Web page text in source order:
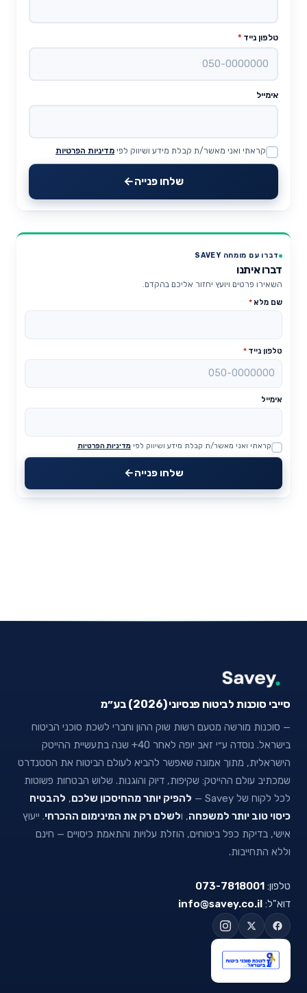
טלפון נייד *
אימייל
Website
קראתי ואני מאשר/ת קבלת מידע ושיווק לפי מדיניות הפרטיות
שלחו פנייה
דברו עם מומחה SAVEY
דברו איתנו
השאירו פרטים ויועץ יחזור אליכם בהקדם.
שם מלא*
טלפון נייד *
אימייל
Website
קראתי ואני מאשר/ת קבלת מידע ושיווק לפי מדיניות הפרטיות
שלחו פנייה
סייבי סוכנות לביטוח פנסיוני (2026) בע״מ
— סוכנות מורשה מטעם רשות שוק ההון וחברי לשכת סוכני הביטוח
בישראל. נוסדה ע״י זאב יופה לאחר 40+ שנה בתעשיית ההייטק
הישראלית, מתוך אמונה שאפשר להביא לעולם הביטוח את הסטנדרט
שמכתיב עולם ההייטק: שקיפות, דיוק והוגנות. שלוש הבטחות פשוטות
לכל לקוח של Savey —
להפיק יותר מהחיסכון שלכם, להבטיח
כיסוי טוב יותר למשפחה, ולשלם רק את המינימום ההכרחי. ייעוץ
אישי, בדיקת כפל ביטוחים, הוזלת עלויות והתאמת כיסויים — חינם
וללא התחייבות.
טלפון: 073-7818001
דוא"ל: info@savey.co.il